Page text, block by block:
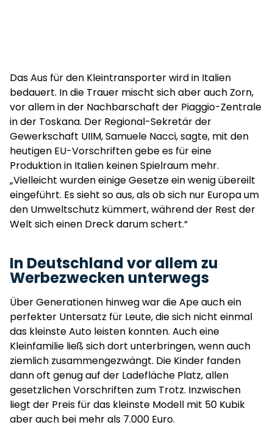
Das Aus für den Kleintransporter wird in Italien
bedauert. In die Trauer mischt sich aber auch Zorn,
vor allem in der Nachbarschaft der Piaggio-Zentrale
in der Toskana. Der Regional-Sekretär der
Gewerkschaft UIIM, Samuele Nacci, sagte, mit den
heutigen EU-Vorschriften gebe es für eine
Produktion in Italien keinen Spielraum mehr.
„Vielleicht wurden einige Gesetze ein wenig übereilt
eingeführt. Es sieht so aus, als ob sich nur Europa um
den Umweltschutz kümmert, während der Rest der
Welt sich einen Dreck darum schert.“
In Deutschland vor allem zu
Werbezwecken unterwegs
Über Generationen hinweg war die Ape auch ein
perfekter Untersatz für Leute, die sich nicht einmal
das kleinste Auto leisten konnten. Auch eine
Kleinfamilie ließ sich dort unterbringen, wenn auch
ziemlich zusammengezwängt. Die Kinder fanden
dann oft genug auf der Ladefläche Platz, allen
gesetzlichen Vorschriften zum Trotz. Inzwischen
liegt der Preis für das kleinste Modell mit 50 Kubik
aber auch bei mehr als 7.000 Euro.